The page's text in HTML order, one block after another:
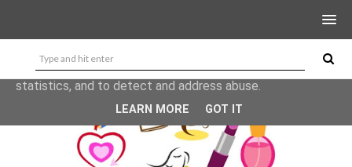
This site uses cookies from Google to deliver its services
and to analyze traffic. Your IP address and user-agent are
shared with Google along with performance and security
metrics to ensure quality of service, generate usage
statistics, and to detect and address abuse.
LEARN MORE GOT IT